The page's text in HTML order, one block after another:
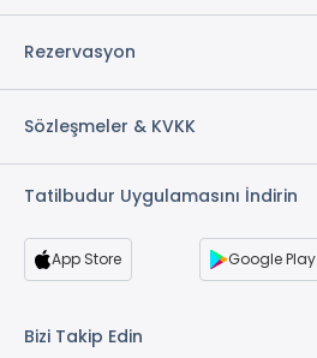
Bisiklet Kiralama *
Açık Otopark
Sigara İçilmeyen Odalar
Depozito *
Su
Rezervasyon
Sözleşmeler & KVKK
Tatilbudur Uygulamasını İndirin
App Store Google Play
Bizi Takip Edin